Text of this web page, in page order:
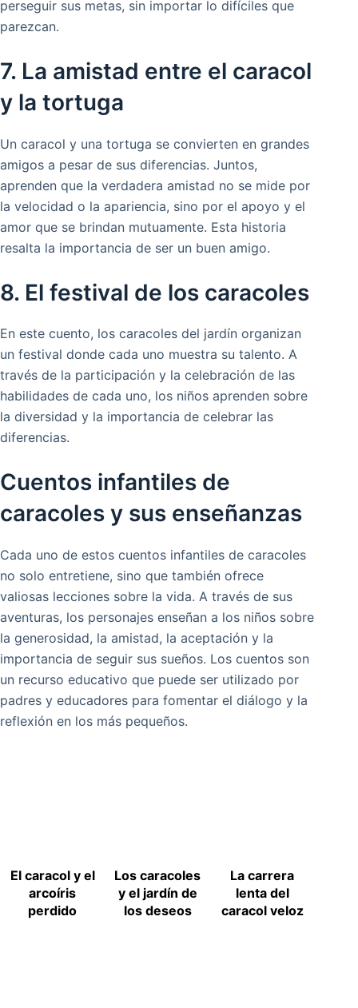
perseguir sus metas, sin importar lo difíciles que
parezcan.
7. La amistad entre el caracol
y la tortuga
Un caracol y una tortuga se convierten en grandes
amigos a pesar de sus diferencias. Juntos,
aprenden que la verdadera amistad no se mide por
la velocidad o la apariencia, sino por el apoyo y el
amor que se brindan mutuamente. Esta historia
resalta la importancia de ser un buen amigo.
8. El festival de los caracoles
En este cuento, los caracoles del jardín organizan
un festival donde cada uno muestra su talento. A
través de la participación y la celebración de las
habilidades de cada uno, los niños aprenden sobre
la diversidad y la importancia de celebrar las
diferencias.
Cuentos infantiles de
caracoles y sus enseñanzas
Cada uno de estos cuentos infantiles de caracoles
no solo entretiene, sino que también ofrece
valiosas lecciones sobre la vida. A través de sus
aventuras, los personajes enseñan a los niños sobre
la generosidad, la amistad, la aceptación y la
importancia de seguir sus sueños. Los cuentos son
un recurso educativo que puede ser utilizado por
padres y educadores para fomentar el diálogo y la
reflexión en los más pequeños.
El caracol y el
arcoíris
perdido
Los caracoles
y el jardín de
los deseos
La carrera
lenta del
caracol veloz